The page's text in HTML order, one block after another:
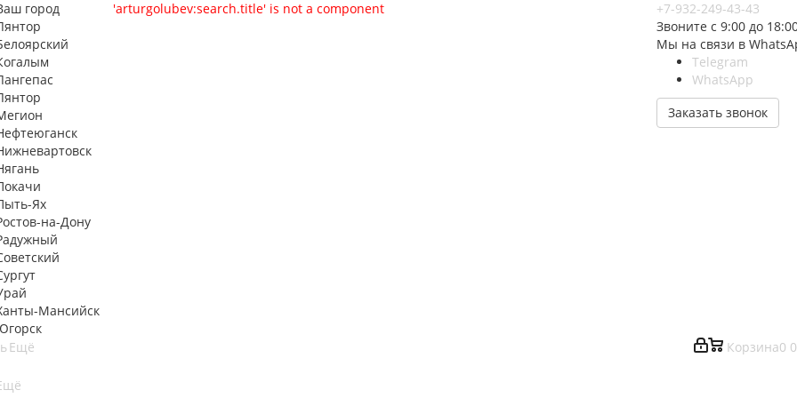
город
Ях
на-Дону
Мансийск
'arturgolubev:search.title' is not a component
+7-932-249-43-43
Звоните с 9:00 до
Мы на связи в
Telegram
WhatsApp
Заказать звонок
Корзина0 0
Ещё